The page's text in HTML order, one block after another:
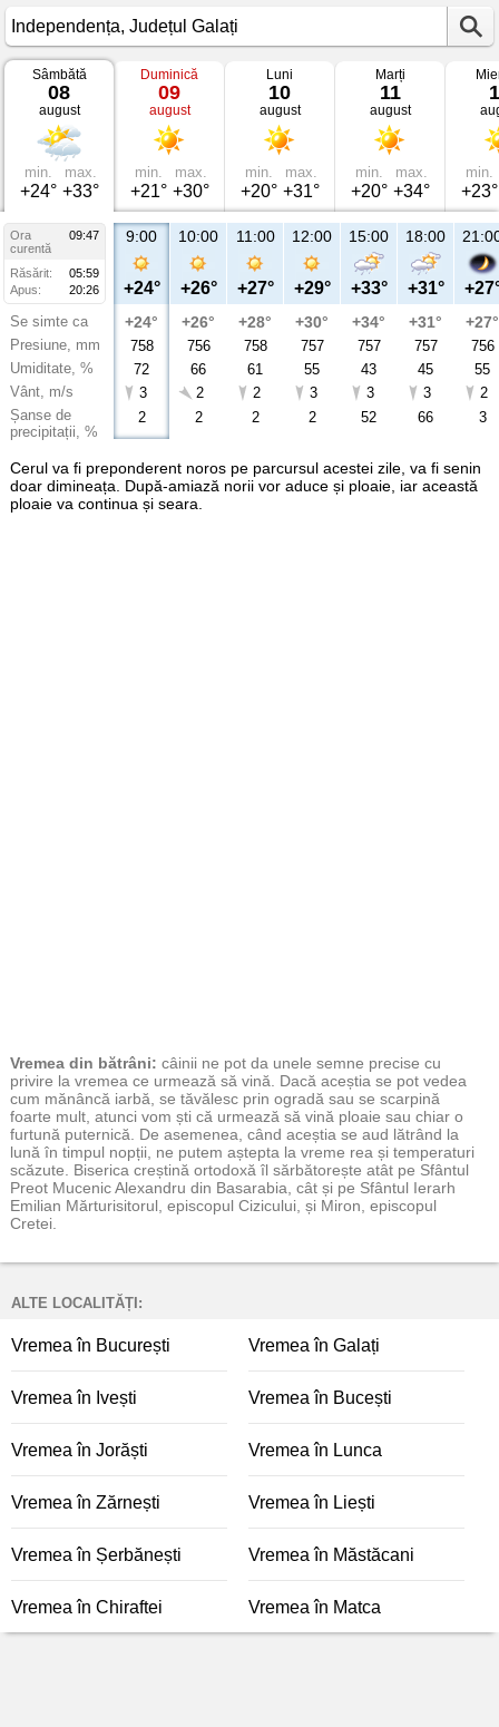
Vremea
Independența
Județul
Galați
Sâmbătă
08
august
min.
+24°
max.
+33°
Duminică
09
august
min.
+21°
max.
+30°
Luni
10
august
min.
+20°
max.
+31°
Marți
11
august
min.
+20°
max.
+34°
min.
+23°
Ora
09:47
curentă
Răsărit:
05:59
Apus:
20:26
Se simte ca
Presiune, mm
Umiditate, %
Vânt, m/s
Șanse de
precipitații, %
9:00
+24°
+24°
758
72
3
2
10:00
+26°
+26°
756
66
2
2
11:00
+27°
+28°
758
61
2
2
12:00
+29°
+30°
757
55
3
2
15:00
+33°
+34°
757
43
3
52
18:00
+31°
+31°
757
45
3
66
+27°
756
55
2
3
Cerul va fi preponderent noros pe parcursul acestei zile, va fi senin
doar dimineața. După-amiază norii vor aduce și ploaie, iar această
ploaie va continua și seara.
Vremea din bătrâni: câinii ne pot da unele semne precise cu
privire la vremea ce urmează să vină. Dacă aceștia se pot vedea
cum mănâncă iarbă, se tăvălesc prin ogradă sau se scarpină
foarte mult, atunci vom ști că urmează să vină ploaie sau chiar o
furtună puternică. De asemenea, când aceștia se aud lătrând la
lună în timpul nopții, ne putem aștepta la vreme rea și temperaturi
scăzute. Biserica creștină ortodoxă îl sărbătorește atât pe Sfântul
Preot Mucenic Alexandru din Basarabia, cât și pe Sfântul Ierarh
Emilian Mărturisitorul, episcopul Cizicului, și Miron, episcopul
Cretei.
ALTE LOCALITĂȚI:
Vremea în București Vremea în Galați
Vremea în Ivești Vremea în Bucești
Vremea în Jorăști Vremea în Lunca
Vremea în Zărnești Vremea în Liești
Vremea în Șerbănești Vremea în Măstăcani
Vremea în Chiraftei Vremea în Matca